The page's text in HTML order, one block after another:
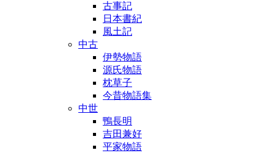
古事記
日本書紀
風土記
中古
伊勢物語
源氏物語
枕草子
今昔物語集
中世
鴨長明
吉田兼好
平家物語